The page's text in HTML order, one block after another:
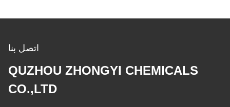
اتصل بنا
QUZHOU ZHONGYI CHEMICALS
CO.,LTD